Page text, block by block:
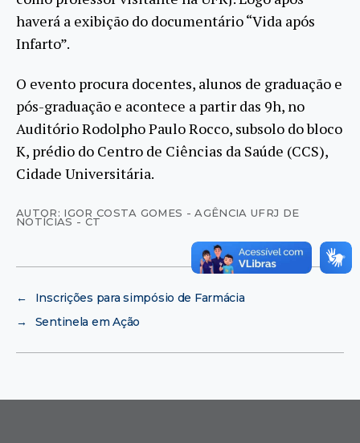
haverá a exibição do documentário “Vida após
Infarto”.
O evento procura docentes, alunos de graduação e
pós-graduação e acontece a partir das 9h, no
Auditório Rodolpho Paulo Rocco, subsolo do bloco
K, prédio do Centro de Ciências da Saúde (CCS),
Cidade Universitária.
AUTOR: IGOR COSTA GOMES - AGÊNCIA UFRJ DE
NOTÍCIAS - CT
←
Inscrições para simpósio de Farmácia
→
Sentinela em Ação